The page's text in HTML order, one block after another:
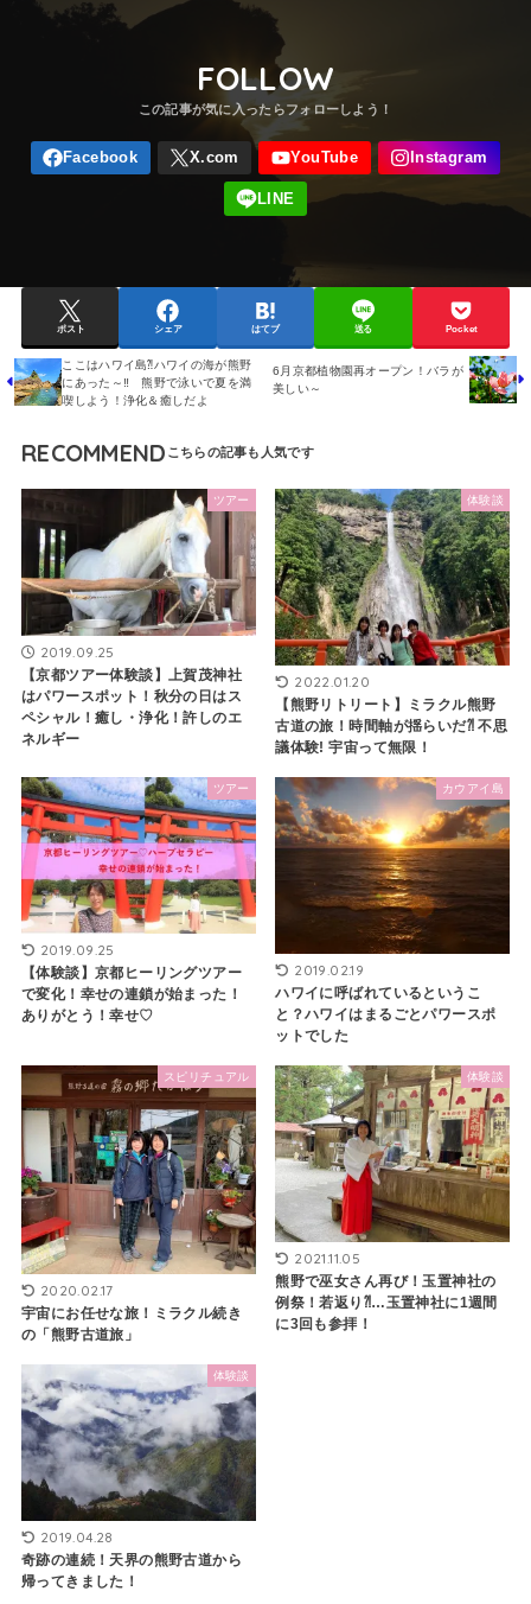
FOLLOW
ポスト シェア はてブ 送る Pocket
ここはハワイ島⁈ハワイの海が熊野
にあった～‼ 熊野で泳いで夏を満
喫しよう！浄化＆癒しだよ
6月京都植物園再オープン！バラが
美しい～
RECOMMEND
ツアー
2019.09.25
【京都ツアー体験談】上賀茂神社
はパワースポット！秋分の日はス
ペシャル！癒し・浄化！許しのエ
ネルギー
体験談
2022.01.20
【熊野リトリート】ミラクル熊野
古道の旅！時間軸が揺らいだ⁈ 不思
議体験! 宇宙って無限！
ツアー
2019.09.25
【体験談】京都ヒーリングツアー
で変化！幸せの連鎖が始まった！
ありがとう！幸せ♡
カウアイ島
2019.02.19
ハワイに呼ばれているというこ
と？ハワイはまるごとパワースポ
ットでした
スピリチュアル
2020.02.17
宇宙にお任せな旅！ミラクル続き
の「熊野古道旅」
体験談
2021.11.05
熊野で巫女さん再び！玉置神社の
例祭！若返り⁈…玉置神社に1週間
に3回も参拝！
体験談
2019.04.28
奇跡の連続！天界の熊野古道から
帰ってきました！